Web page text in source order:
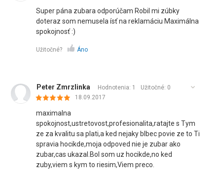
Super pána zubara odporúčam Robil mi zúbky
doteraz som nemusela ísť na reklamáciu Maximálna
spokojnosť :)
Užitočné? Áno
Peter Zmrzlinka Hodnotenia: 1 Užitočné: 0
18.09.2017
maximalna
spokojnost,ustretovost,profesionalita,ratajte s Tym
ze za kvalitu sa plati,a ked nejaky blbec povie ze to Ti
spravia hocikde,moja odpoved nie je zubar ako
zubar,cas ukazal.Bol som uz hocikde,no ked
zuby,viem s kym to riesim,Viem preco.